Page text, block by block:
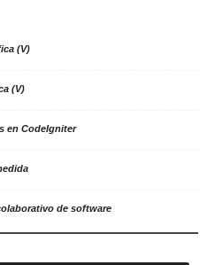
(V)
(V)
en CodeIgniter
de software